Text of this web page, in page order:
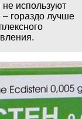
используют
– гораздо лучше